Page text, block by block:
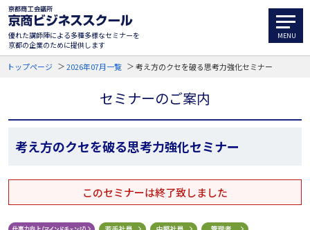
優れた講師陣による多種多様なセミナーを
京都の企業のために提供します
トップページ 2026年07月一覧 考え方のクセを破る思考力強化セミナー
セミナーのご案内
考え方のクセを破る思考力強化セミナー
このセミナーは終了致しました